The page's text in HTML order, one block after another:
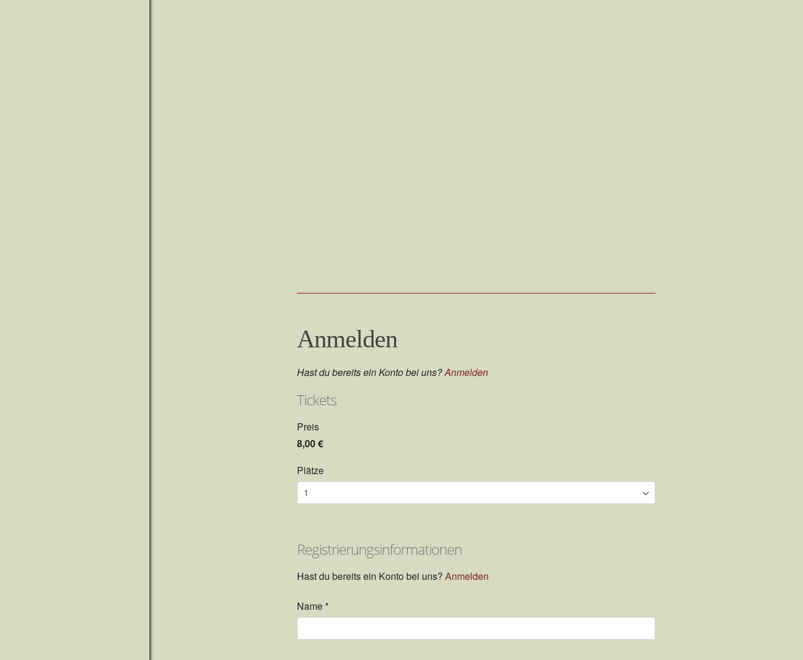
Anmelden
Hast du bereits ein Konto bei uns?Anmelden
Tickets
Preis
8,00 €
Plätze
Registrierungsinformationen
Hast du bereits ein Konto bei uns? Anmelden
Name *